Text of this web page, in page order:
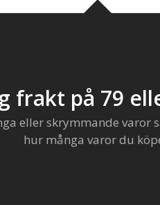
frakt på 79
eller skrymmande varor
hur många varor du